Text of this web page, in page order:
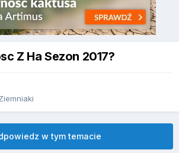
Z Ha Sezon 2017?
w tym temacie